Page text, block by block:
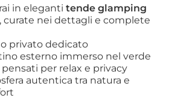
in eleganti tende glamping
, curate nei dettagli e complete
privato dedicato
esterno immerso nel verde
pensati per relax e privacy
autentica tra natura e